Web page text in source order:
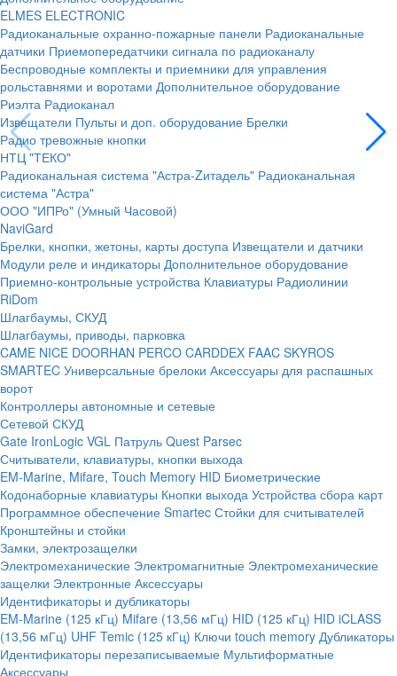
ELMES ELECTRONIC
Радиоканальные охранно-пожарные панели Радиоканальные
датчики Приемопередатчики сигнала по радиоканалу
Беспроводные комплекты и приемники для управления
рольставнями и воротами Дополнительное оборудование
Риэлта Радиоканал
Извещатели Пульты и доп. оборудование Брелки
Радио тревожные кнопки
НТЦ "ТЕКО"
Радиоканальная система "Астра-Zитадель" Радиоканальная
система "Астра"
ООО "ИПРо" (Умный Часовой)
NaviGard
Брелки, кнопки, жетоны, карты доступа Извещатели и датчики
Модули реле и индикаторы Дополнительное оборудование
Приемно-контрольные устройства Клавиатуры Радиолинии
RiDom
Шлагбаумы, СКУД
Шлагбаумы, приводы, парковка
CAME NICE DOORHAN PERCO CARDDEX FAAC SKYROS
SMARTEC Универсальные брелоки Аксессуары для распашных
ворот
Контроллеры автономные и сетевые
Сетевой СКУД
Gate IronLogic VGL Патруль Quest Parsec
Считыватели, клавиатуры, кнопки выхода
EM-Marine, Mifare, Touch Memory HID Биометрические
Кодонаборные клавиатуры Кнопки выхода Устройства сбора карт
Программное обеспечение Smartec Стойки для считывателей
Кронштейны и стойки
Замки, электрозащелки
Электромеханические Электромагнитные Электромеханические
защелки Электронные Аксессуары
Идентификаторы и дубликаторы
EM-Marine (125 кГц) Mifare (13,56 мГц) HID (125 кГц) HID iCLASS
(13,56 мГц) UHF Temic (125 кГц) Ключи touch memory Дубликаторы
Идентификаторы перезаписываемые Мультиформатные
Аксессуары